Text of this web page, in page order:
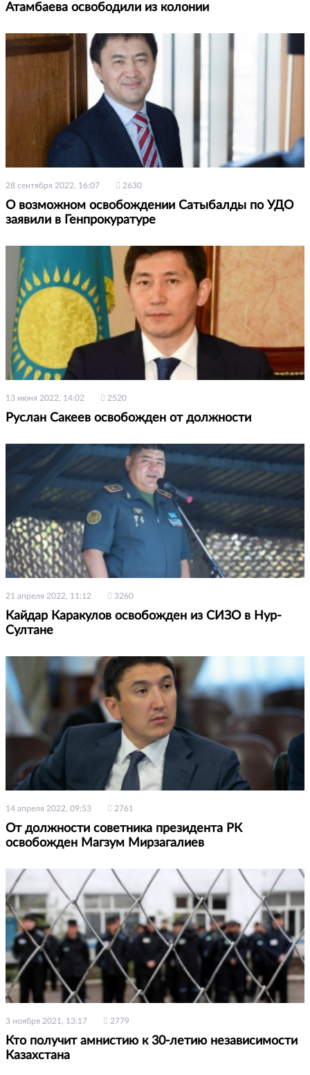
Атамбаева освободили из колонии
28 сентября 2022, 16:07 2630
О возможном освобождении Сатыбалды по УДО
заявили в Генпрокуратуре
13 июня 2022, 14:02 2520
Руслан Сакеев освобожден от должности
21 апреля 2022, 11:12 3260
Кайдар Каракулов освобожден из СИЗО в Нур-
Султане
14 апреля 2022, 09:53 2761
От должности советника президента РК
освобожден Магзум Мирзагалиев
3 ноября 2021, 13:17 2779
Кто получит амнистию к 30-летию независимости
Казахстана